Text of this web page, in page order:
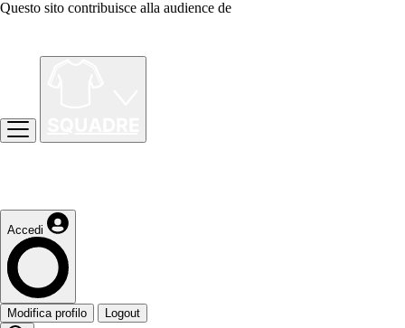
Questo sito contribuisce alla audience de
Accedi
Modifica profilo Logout